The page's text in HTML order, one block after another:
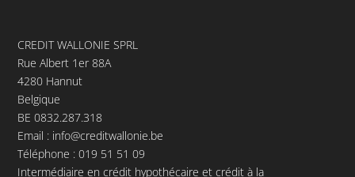
CREDIT WALLONIE SPRL
Rue Albert 1er 88A
4280 Hannut
Belgique
BE 0832.287.318
Email : info@creditwallonie.be
Téléphone :019 51 51 09
Intermédiaire en crédit hypothécaire et crédit à la